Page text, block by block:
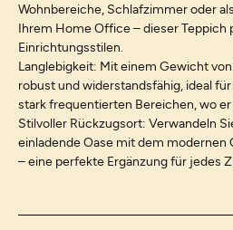
Wohnbereiche, Schlafzimmer oder
Ihrem Home Office – dieser Teppich
Einrichtungsstilen.
Langlebigkeit: Mit einem Gewicht
robust und widerstandsfähig, ideal
stark frequentierten Bereichen, wo
Stilvoller Rückzugsort: Verwandeln
einladende Oase mit dem modernen
– eine perfekte Ergänzung für jedes